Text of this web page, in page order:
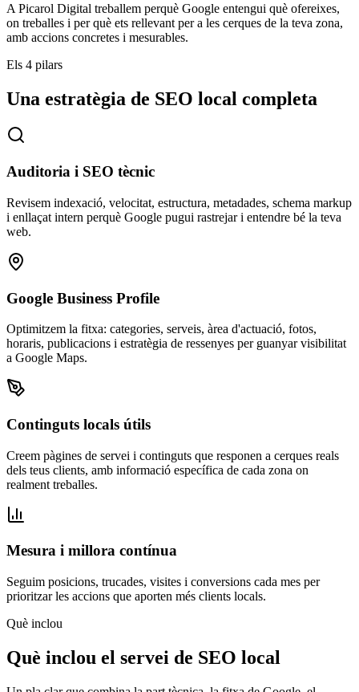
A Picarol Digital treballem perquè Google entengui què ofereixes,
on treballes i per què ets rellevant per a les cerques de la teva zona,
amb accions concretes i mesurables.
Els 4 pilars
Una estratègia de SEO local completa
Auditoria i SEO tècnic
Revisem indexació, velocitat, estructura, metadades, schema markup
i enllaçat intern perquè Google pugui rastrejar i entendre bé la teva
web.
Google Business Profile
Optimitzem la fitxa: categories, serveis, àrea d'actuació, fotos,
horaris, publicacions i estratègia de ressenyes per guanyar visibilitat
a Google Maps.
Continguts locals útils
Creem pàgines de servei i continguts que responen a cerques reals
dels teus clients, amb informació específica de cada zona on
realment treballes.
Mesura i millora contínua
Seguim posicions, trucades, visites i conversions cada mes per
prioritzar les accions que aporten més clients locals.
Què inclou
Què inclou el servei de SEO local